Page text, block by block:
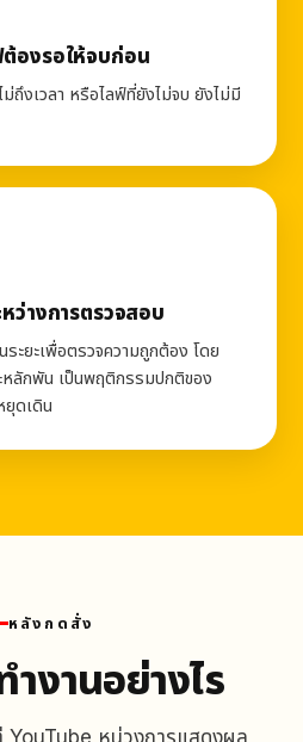
องรอให้จบก่อน
ถึงเวลา หรือไลฟ์ที่ยังไม่จบ ยังไม่มี
ว่างการตรวจสอบ
ระยะเพื่อตรวจความถูกต้อง โดย
หลักพัน เป็นพฤติกรรมปกติของ
ยุดเดิน
หลังกดสั่ง
ำงานอย่างไร
YouTube หน่วงการแสดงผล